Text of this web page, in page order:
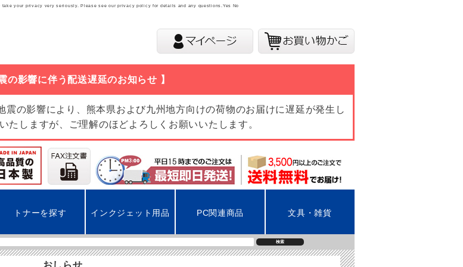
の影響に伴う配送遅延のお知らせ 】
の影響により、熊本県および九州地方向けの荷物のお届けに遅延が発生し
たしますが、ご理解のほどよろしくお願いいたします。
トナーを探す インクジェット用品 PC関連商品 文具・雑貨
検索
おしらせ
your privacy very seriously. Please see our privacy policy for details and any questions.Yes No